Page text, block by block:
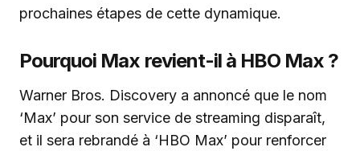
prochaines étapes de cette dynamique.
Pourquoi Max revient-il à HBO Max ?
Warner Bros. Discovery a annoncé que le nom
‘Max’ pour son service de streaming disparaît,
et il sera rebrandé à ‘HBO Max’ pour renforcer